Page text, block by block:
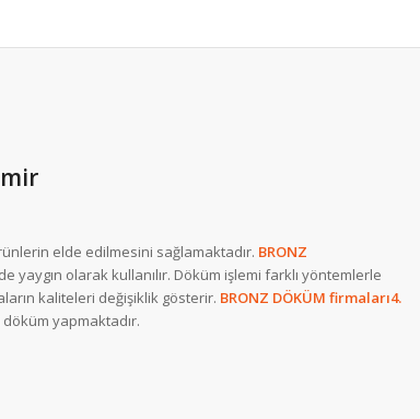
elde edilmesini sağlamaktadır. BRONZ
olarak kullanılır. Döküm işlemi farklı yöntemlerle
kaliteleri değişiklik gösterir. BRONZ DÖKÜM firmaları4.
döküm yapmaktadır.